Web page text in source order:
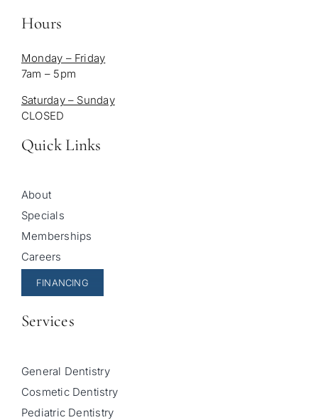
Hours
Monday – Friday
7am – 5pm
Saturday – Sunday
CLOSED
Quick Links
About
Specials
Memberships
Careers
FINANCING
Services
General Dentistry
Cosmetic Dentistry
Pediatric Dentistry